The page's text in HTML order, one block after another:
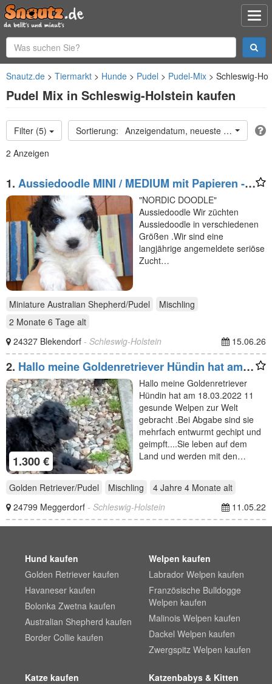
Snautz.de Tiermarkt Hunde Pudel Pudel-Mix Schleswig-
Pudel Mix in Schleswig-Holstein kaufen
Filter (5)
Anzeigendatum, neueste oben
2 Anzeigen
1. Aussiedoodle MINI / MEDIUM mit Papieren -
wie Labradoodle / Goldendoodle"NORDIC DOODLE"
Aussiedoodle Wir züchten
Aussiedoodle in verschiedenen
Größen .Wir sind eine
langjährige angemeldete seriöse
Zucht…
Miniature Australian Shepherd/Pudel
Mischling
2 Monate 6 Tage alt
24327 Blekendorf - Schleswig-Holstein 15.06.26
2. Hallo meine Goldenretriever Hündin hat am
18.03.2022 11
1.300 €
Hallo meine Goldenretriever
Hündin hat am 18.03.2022 11
gesunde Welpen zur Welt
gebracht .Bei Abgabe sind sie
mehrfach entwurmt gechipt und
geimpft....Sie leben auf dem
Land und werden mit den…
Golden Retriever/Pudel Mischling 4 Jahre 4 Monate alt
24799 Meggerdorf - Schleswig-Holstein 11.05.22
Hund kaufen
Golden Retriever kaufen
Havaneser kaufen
Bolonka Zwetna kaufen
Australian Shepherd kaufen
Border Collie kaufen
Welpen kaufen
Labrador Welpen kaufen
Französische Bulldogge
Welpen kaufen
Malinois Welpen kaufen
Dackel Welpen kaufen
Zwergspitz Welpen kaufen
Katze kaufen
Katzenbabys & Kitten